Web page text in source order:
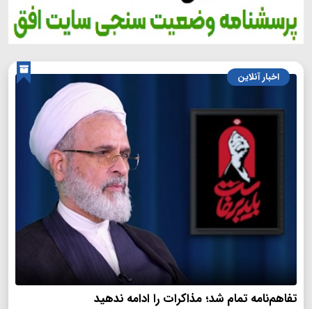
اخبار آنلاین
تفاهم‌نامه تمام شد؛ مذاکرات را ادامه ندهید